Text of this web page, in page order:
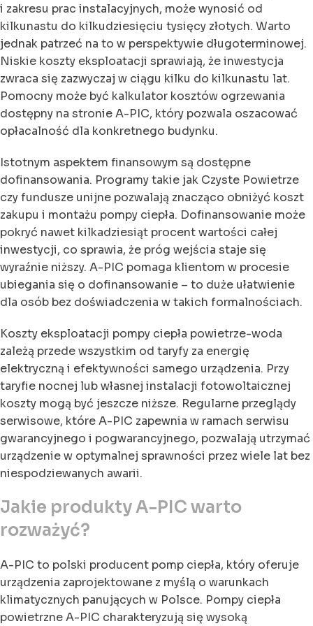
i zakresu prac instalacyjnych, może wynosić od
kilkunastu do kilkudziesięciu tysięcy złotych. Warto
jednak patrzeć na to w perspektywie długoterminowej.
Niskie koszty eksploatacji sprawiają, że inwestycja
zwraca się zazwyczaj w ciągu kilku do kilkunastu lat.
Pomocny może być kalkulator kosztów ogrzewania
dostępny na stronie A-PIC, który pozwala oszacować
opłacalność dla konkretnego budynku.
Istotnym aspektem finansowym są dostępne
dofinansowania. Programy takie jak Czyste Powietrze
czy fundusze unijne pozwalają znacząco obniżyć koszt
zakupu i montażu pompy ciepła. Dofinansowanie może
pokryć nawet kilkadziesiąt procent wartości całej
inwestycji, co sprawia, że próg wejścia staje się
wyraźnie niższy. A-PIC pomaga klientom w procesie
ubiegania się o dofinansowanie – to duże ułatwienie
dla osób bez doświadczenia w takich formalnościach.
Koszty eksploatacji pompy ciepła powietrze-woda
zależą przede wszystkim od taryfy za energię
elektryczną i efektywności samego urządzenia. Przy
taryfie nocnej lub własnej instalacji fotowoltaicznej
koszty mogą być jeszcze niższe. Regularne przeglądy
serwisowe, które A-PIC zapewnia w ramach serwisu
gwarancyjnego i pogwarancyjnego, pozwalają utrzymać
urządzenie w optymalnej sprawności przez wiele lat bez
niespodziewanych awarii.
Jakie produkty A-PIC warto
rozważyć?
A-PIC to polski producent pomp ciepła, który oferuje
urządzenia zaprojektowane z myślą o warunkach
klimatycznych panujących w Polsce. Pompy ciepła
powietrzne A-PIC charakteryzują się wysoką